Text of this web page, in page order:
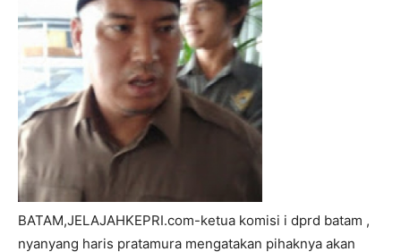
BATAM,JELAJAHKEPRI.com-ketua komisi i dprd batam ,
nyanyang haris pratamura mengatakan pihaknya akan